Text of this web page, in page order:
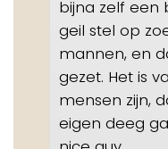
bijna zelf een
geil stel op
mannen, en
gezet. Het is
mensen zijn,
eigen deeg